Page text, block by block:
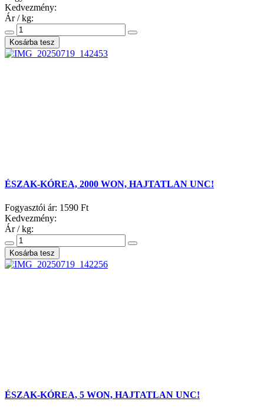
Kedvezmény:
Ár / kg:
ÉSZAK-KÓREA, 2000 WON, HAJTATLAN UNC!
Fogyasztói ár: 1590 Ft
Kedvezmény:
Ár / kg:
ÉSZAK-KÓREA, 5 WON, HAJTATLAN UNC!